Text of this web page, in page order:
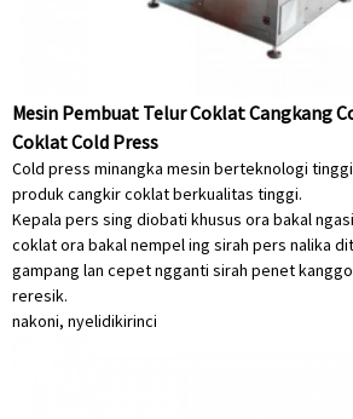
Mesin Pembuat Telur Coklat Cangkang
Coklat Cold Press
Cold press minangka mesin berteknologi
produk cangkir coklat berkualitas tinggi.
Kepala pers sing diobati khusus ora bakal
coklat ora bakal nempel ing sirah pers nalika
gampang lan cepet ngganti sirah penet
reresik.
nakoni, nyelidikirinci